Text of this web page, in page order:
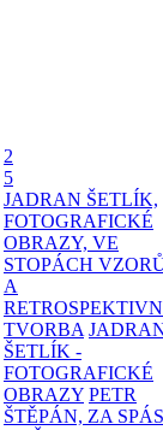
2
5
JADRAN ŠETLÍK,
FOTOGRAFICKÉ
OBRAZY, VE
STOPÁCH
A
TVORBA
ŠETLÍK -
FOTOGRAFICKÉ
OBRAZY PETR
ŠTĚPÁN, ZA